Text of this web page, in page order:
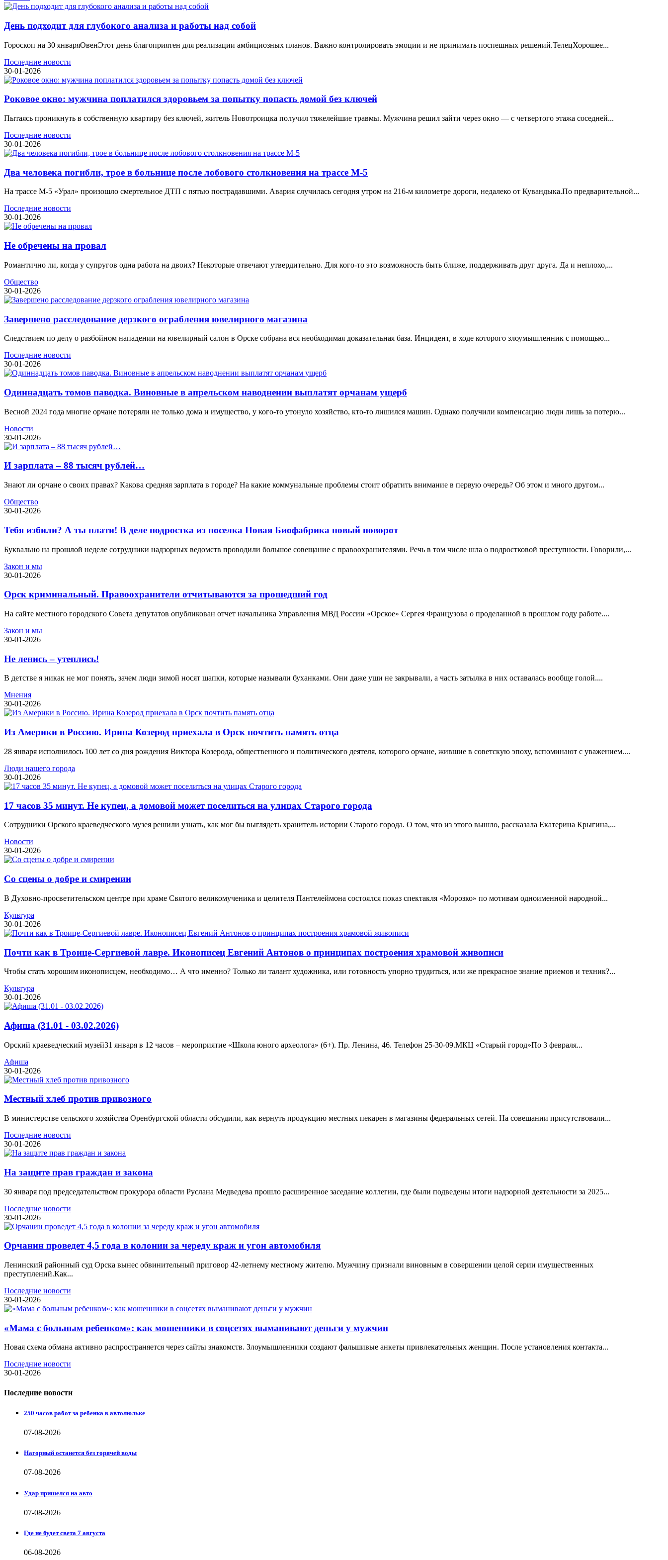
День подходит для глубокого анализа и работы над собой
Гороскоп на 30 январяОвенЭтот день благоприятен для реализации амбициозных планов. Важно контролировать эмоции и не принимать поспешных решений.ТелецХорошее...
Последние новости
30-01-2026
Роковое окно: мужчина поплатился здоровьем за попытку попасть домой без ключей
Пытаясь проникнуть в собственную квартиру без ключей, житель Новотроицка получил тяжелейшие травмы. Мужчина решил зайти через окно — с четвертого этажа соседней...
Последние новости
30-01-2026
Два человека погибли, трое в больнице после лобового столкновения на трассе М-5
На трассе М-5 «Урал» произошло смертельное ДТП с пятью пострадавшими. Авария случилась сегодня утром на 216-м километре дороги, недалеко от Кувандыка.По предварительной...
Последние новости
30-01-2026
Не обречены на провал
Романтично ли, когда у супругов одна работа на двоих? Некоторые отвечают утвердительно. Для кого-то это возможность быть ближе, поддерживать друг друга. Да и неплохо,...
Общество
30-01-2026
Завершено расследование дерзкого ограбления ювелирного магазина
Следствием по делу о разбойном нападении на ювелирный салон в Орске собрана вся необходимая доказательная база. Инцидент, в ходе которого злоумышленник с помощью...
Последние новости
30-01-2026
Одиннадцать томов паводка. Виновные в апрельском наводнении выплатят орчанам ущерб
Весной 2024 года многие орчане потеряли не только дома и имущество, у кого-то утонуло хозяйство, кто-то лишился машин. Однако получили компенсацию люди лишь за потерю...
Новости
30-01-2026
И зарплата – 88 тысяч рублей…
Знают ли орчане о своих правах? Какова средняя зарплата в городе? На какие коммунальные проблемы стоит обратить внимание в первую очередь? Об этом и много другом...
Общество
30-01-2026
Тебя избили? А ты плати! В деле подростка из поселка Новая Биофабрика новый поворот
Буквально на прошлой неделе сотрудники надзорных ведомств проводили большое совещание с правоохранителями. Речь в том числе шла о подростковой преступности. Говорили,...
Закон и мы
30-01-2026
Орск криминальный. Правоохранители отчитываются за прошедший год
На сайте местного городского Совета депутатов опубликован отчет начальника Управления МВД России «Орское» Сергея Французова о проделанной в прошлом году работе....
Закон и мы
30-01-2026
Не ленись – утеплись!
В детстве я никак не мог понять, зачем люди зимой носят шапки, которые называли буханками. Они даже уши не закрывали, а часть затылка в них оставалась вообще голой....
Мнения
30-01-2026
Из Америки в Россию. Ирина Козерод приехала в Орск почтить память отца
28 января исполнилось 100 лет со дня рождения Виктора Козерода, общественного и политического деятеля, которого орчане, жившие в советскую эпоху, вспоминают с уважением....
Люди нашего города
30-01-2026
17 часов 35 минут. Не купец, а домовой может поселиться на улицах Старого города
Сотрудники Орского краеведческого музея решили узнать, как мог бы выглядеть хранитель истории Старого города. О том, что из этого вышло, рассказала Екатерина Крыгина,...
Новости
30-01-2026
Со сцены о добре и смирении
В Духовно-просветительском центре при храме Святого великомученика и целителя Пантелеймона состоялся показ спектакля «Морозко» по мотивам одноименной народной...
Культура
30-01-2026
Почти как в Троице-Сергиевой лавре. Иконописец Евгений Антонов о принципах построения храмовой живописи
Чтобы стать хорошим иконописцем, необходимо… А что именно? Только ли талант художника, или готовность упорно трудиться, или же прекрасное знание приемов и техник?...
Культура
30-01-2026
Афиша (31.01 - 03.02.2026)
Орский краеведческий музей31 января в 12 часов – мероприятие «Школа юного археолога» (6+). Пр. Ленина, 46. Телефон 25-30-09.МКЦ «Старый город»По 3 февраля...
Афиша
30-01-2026
Местный хлеб против привозного
В министерстве сельского хозяйства Оренбургской области обсудили, как вернуть продукцию местных пекарен в магазины федеральных сетей. На совещании присутствовали...
Последние новости
30-01-2026
На защите прав граждан и закона
30 января под председательством прокурора области Руслана Медведева прошло расширенное заседание коллегии, где были подведены итоги надзорной деятельности за 2025...
Последние новости
30-01-2026
Орчанин проведет 4,5 года в колонии за череду краж и угон автомобиля
Ленинский районный суд Орска вынес обвинительный приговор 42-летнему местному жителю. Мужчину признали виновным в совершении целой серии имущественных
преступлений.Как...
Последние новости
30-01-2026
«Мама с больным ребенком»: как мошенники в соцсетях выманивают деньги у мужчин
Новая схема обмана активно распространяется через сайты знакомств. Злоумышленники создают фальшивые анкеты привлекательных женщин. После установления контакта...
Последние новости
30-01-2026
Последние новости
250 часов работ за ребенка в автолюльке
07-08-2026
Нагорный останется без горячей воды
07-08-2026
Удар пришелся на авто
07-08-2026
Где не будет света 7 августа
06-08-2026